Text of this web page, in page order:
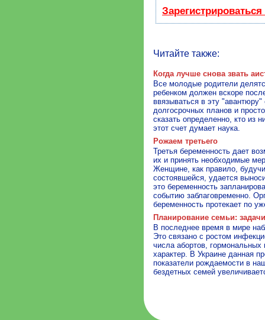
Читайте также:
Когда лучше снова звать
Все молодые родители
ребенком должен вскоре
ввязываться в эту
долгосрочных планов и
сказать определенно, кто из
этот счет думает наука.
Рожаем третьего
Третья беременность дает
их и принять необходимые
Женщине, как правило,
состоявшейся, удается
это беременность
событию заблаговременно.
беременность протекает по
Планирование семьи:
В последнее время в мире
Это связано с ростом
числа абортов, гормональных
характер. В Украине данная
показатели рождаемости в
бездетных семей